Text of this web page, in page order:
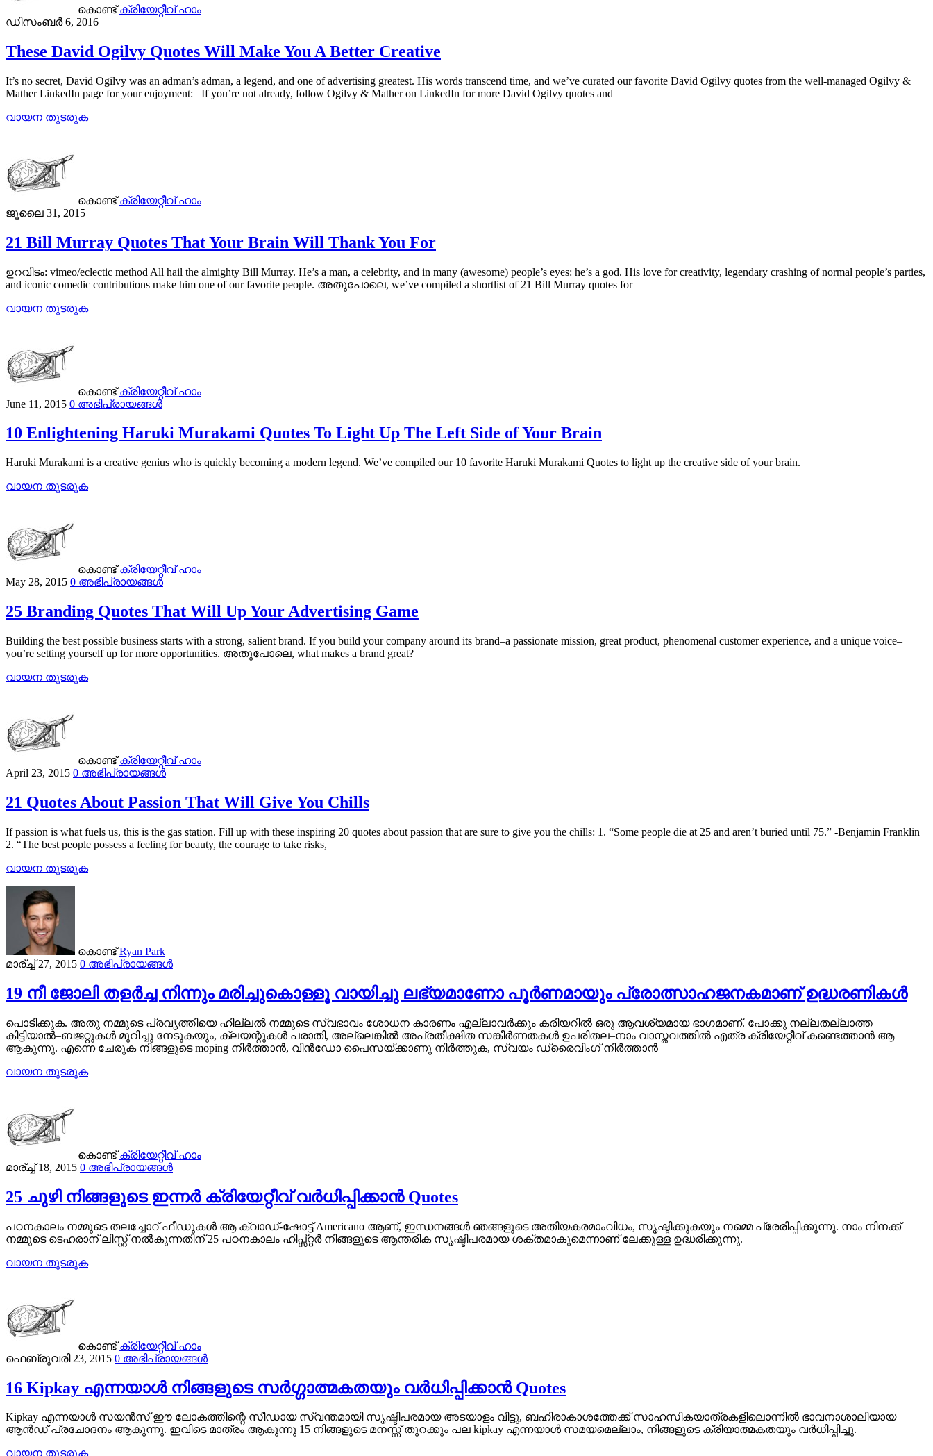
കൊണ്ട്ക്രിയേറ്റീവ് ഹാം
ഡിസംബർ 6, 2016
These David Ogilvy Quotes Will Make You A Better Creative
It’s no secret, David Ogilvy was an adman’s adman, a legend, and one of advertising greatest. His words transcend time, and we’ve curated our favorite David Ogilvy quotes from the well-managed Ogilvy &
Mather LinkedIn page for your enjoyment: If you’re not already, follow Ogilvy & Mather on LinkedIn for more David Ogilvy quotes and
വായന തുടരുക
കൊണ്ട്ക്രിയേറ്റീവ് ഹാം
ജൂലൈ 31, 2015
21 Bill Murray Quotes That Your Brain Will Thank You For
ഉറവിടം: vimeo/eclectic method All hail the almighty Bill Murray. He’s a man, a celebrity, and in many (awesome) people’s eyes: he’s a god. His love for creativity, legendary crashing of normal people’s parties,
and iconic comedic contributions make him one of our favorite people. അതുപോലെ, we’ve compiled a shortlist of 21 Bill Murray quotes for
വായന തുടരുക
കൊണ്ട്ക്രിയേറ്റീവ് ഹാം
June 11, 2015 0 അഭിപ്രായങ്ങൾ
10 Enlightening Haruki Murakami Quotes To Light Up The Left Side of Your Brain
Haruki Murakami is a creative genius who is quickly becoming a modern legend. We’ve compiled our 10 favorite Haruki Murakami Quotes to light up the creative side of your brain.
വായന തുടരുക
കൊണ്ട്ക്രിയേറ്റീവ് ഹാം
May 28, 2015 0 അഭിപ്രായങ്ങൾ
25 Branding Quotes That Will Up Your Advertising Game
Building the best possible business starts with a strong, salient brand. If you build your company around its brand–a passionate mission, great product, phenomenal customer experience, and a unique voice–
you’re setting yourself up for more opportunities. അതുപോലെ, what makes a brand great?
വായന തുടരുക
കൊണ്ട്ക്രിയേറ്റീവ് ഹാം
April 23, 2015 0 അഭിപ്രായങ്ങൾ
21 Quotes About Passion That Will Give You Chills
If passion is what fuels us, this is the gas station. Fill up with these inspiring 20 quotes about passion that are sure to give you the chills: 1. “Some people die at 25 and aren’t buried until 75.” -Benjamin Franklin
2. “The best people possess a feeling for beauty, the courage to take risks,
വായന തുടരുക
കൊണ്ട്Ryan Park
മാര്ച്ച് 27, 2015 0 അഭിപ്രായങ്ങൾ
19 നീ ജോലി തളർച്ച നിന്നും മരിച്ചുകൊള്ളൂ വായിച്ചു ലഭ്യമാണോ പൂർണമായും പ്രോത്സാഹജനകമാണ് ഉദ്ധരണികൾ
പൊടിക്കുക. അതു നമ്മുടെ പ്രവൃത്തിയെ ഹില്ലൽ നമ്മുടെ സ്വഭാവം ശോധന കാരണം എല്ലാവർക്കും കരിയറിൽ ഒരു ആവശ്യമായ ഭാഗമാണ്. പോക്കു നല്ലതല്ലാത്ത
കിട്ടിയാൽ–ബജറ്റുകൾ മുറിച്ചു നേടുകയും, ക്ലയന്റുകൾ പരാതി, അല്ലെങ്കിൽ അപ്രതീക്ഷിത സങ്കീർണതകൾ ഉപരിതല–നാം വാസ്തവത്തിൽ എത്ര ക്രിയേറ്റീവ് കണ്ടെത്താൻ ആ
ആകുന്നു. എന്നെ ചേരുക നിങ്ങളുടെ moping നിർത്താൻ, വിൻഡോ പൈസയ്ക്കാണു നിർത്തുക, സ്വയം ഡ്രൈവിംഗ് നിർത്താൻ
വായന തുടരുക
കൊണ്ട്ക്രിയേറ്റീവ് ഹാം
മാര്ച്ച് 18, 2015 0 അഭിപ്രായങ്ങൾ
25 ചുഴി നിങ്ങളുടെ ഇന്നർ ക്രിയേറ്റീവ് വർധിപ്പിക്കാൻ Quotes
പഠനകാലം നമ്മുടെ തലച്ചോറ് ഫീഡുകൾ ആ ക്വാഡ്-ഷോട്ട് Americano ആണ്, ഇന്ധനങ്ങൾ ഞങ്ങളുടെ അതിയകരമാംവിധം, സൃഷ്ടിക്കുകയും നമ്മെ പ്രേരിപ്പിക്കുന്നു. നാം നിനക്ക്
നമ്മുടെ ടെഹരാന് ലിസ്റ്റ് നൽകുന്നതിന് 25 പഠനകാലം ഹിപ്സ്റ്റർ നിങ്ങളുടെ ആന്തരിക സൃഷ്ടിപരമായ ശക്തമാകുമെന്നാണ് ലേക്കുള്ള ഉദ്ധരിക്കുന്നു.
വായന തുടരുക
കൊണ്ട്ക്രിയേറ്റീവ് ഹാം
ഫെബ്രുവരി 23, 2015 0 അഭിപ്രായങ്ങൾ
16 Kipkay എന്നയാൾ നിങ്ങളുടെ സർഗ്ഗാത്മകതയും വർധിപ്പിക്കാൻ Quotes
Kipkay എന്നയാൾ സയൻസ് ഈ ലോകത്തിന്റെ സീഡായ സ്വന്തമായി സൃഷ്ടിപരമായ അടയാളം വിട്ടു, ബഹിരാകാശത്തേക്ക് സാഹസികയാത്രകളിലൊന്നിൽ ഭാവനാശാലിയായ
ആൻഡ് പ്രചോദനം ആകുന്നു. ഇവിടെ മാത്രം ആകുന്നു 15 നിങ്ങളുടെ മനസ്സ് തുറക്കും പല kipkay എന്നയാൾ സമയമെല്ലാം, നിങ്ങളുടെ ക്രിയാത്മകതയും വർധിപ്പിച്ചു.
വായന തുടരുക